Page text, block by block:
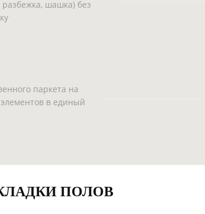
разбежка, шашка) без
паркета на
в единый
ПОЛОВ